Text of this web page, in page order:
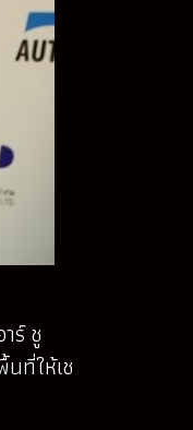
ร์ ชู
ที่ให้เช